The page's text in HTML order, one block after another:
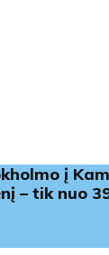
į
– tik nuo